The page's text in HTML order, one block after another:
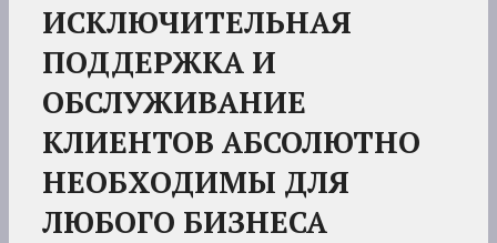
ИСКЛЮЧИТЕЛЬНАЯ
ПОДДЕРЖКА И
ОБСЛУЖИВАНИЕ
КЛИЕНТОВ АБСОЛЮТНО
НЕОБХОДИМЫ ДЛЯ
ЛЮБОГО БИЗНЕСА